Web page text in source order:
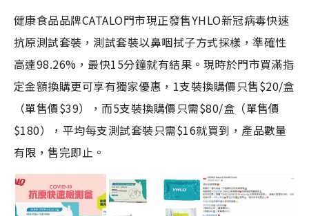
健康食品品牌CATALO門市現正發售YHLO新冠病毒快速
抗原測試套裝，測試套裝以鼻咽拭子方式採樣，準確性
高達98.26%，最快15分鐘就有結果。現時於門市買滿指
定金額換購更可享有獨家優惠，1支裝換購價只售$20/盒
（單售價$39），而5支裝換購價只需$80/盒（單售價
$180），平均每支測試套裝只需$16就買到，產品數量
有限，售完即止。